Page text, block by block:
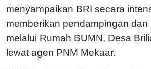
menyampaikan BRI secara
memberikan pendampingan dan
melalui Rumah BUMN, Desa
lewat agen PNM Mekaar.